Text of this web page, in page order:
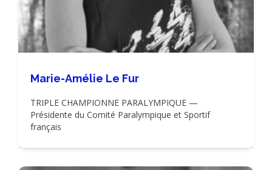
Marie-Amélie Le Fur
TRIPLE CHAMPIONNE PARALYMPIQUE —
Présidente du Comité Paralympique et Sportif
français